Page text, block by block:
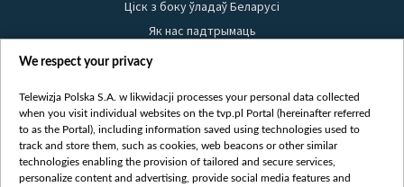
Ціск з боку ўладаў Беларусі
Як нас падтрымаць
Правілы выкарыстання матэрыялаў
Бяспека
Youtube
Белсат news
Белсат Shorts
We respect your privacy
Telewizja Polska S.A. w likwidacji processes your personal data collected
when you visit individual websites on the tvp.pl Portal (hereinafter referred
to as the Portal), including information saved using technologies used to
track and store them, such as cookies, web beacons or other similar
technologies enabling the provision of tailored and secure services,
personalize content and advertising, provide social media features and